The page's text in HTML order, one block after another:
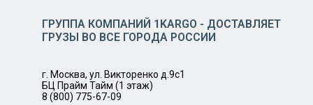
ГРУППА КОМПАНИЙ 1KARGO - ДОСТАВЛЯЕТ
ГРУЗЫ ВО ВСЕ ГОРОДА РОССИИ
г. Москва, ул. Викторенко д.9с1
БЦ Прайм Тайм (1 этаж)
8 (800) 775-67-09